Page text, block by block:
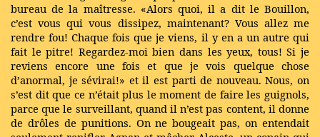
bureau de la maîtresse. «Alors quoi, il a dit le Bouillon,
c’est vous qui vous dissipez, maintenant? Vous allez me
rendre fou! Chaque fois que je viens, il y en a un autre qui
fait le pitre! Regardez-moi bien dans les yeux, tous! Si je
reviens encore une fois et que je vois quelque chose
d’anormal, je sévirai!» et il est parti de nouveau. Nous, on
s’est dit que ce n’était plus le moment de faire les guignols,
parce que le surveillant, quand il n’est pas content, il donne
de drôles de punitions. On ne bougeait pas, on entendait